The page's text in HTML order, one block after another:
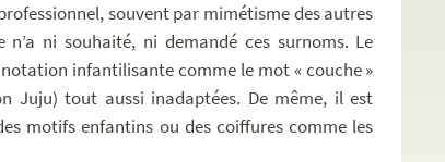
souvent par mimétisme des autres
ni souhaité, ni demandé ces surnoms. Le
infantilisante comme le mot « couche »
Juju) tout aussi inadaptées. De même, il est
motifs enfantins ou des coiffures comme les